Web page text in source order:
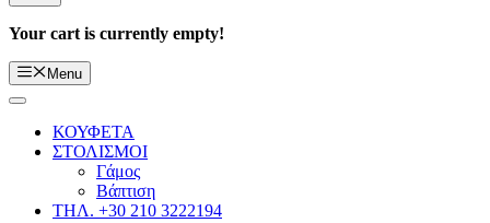
Your cart is currently empty!
Menu
ΚΟΥΦΕΤΑ
ΣΤΟΛΙΣΜΟΙ
Γάμος
Βάπτιση
ΤΗΛ. +30 210 3222194